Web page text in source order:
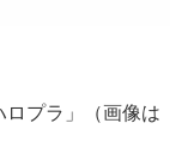
ロプラ」（画像は